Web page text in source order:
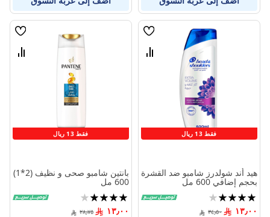
فقط 13 ريال
قائمة
قارن
هيد أند شولدرز شامبو ضد القشرة
بحجم إضافي 600 مل
تقييم:
80%
١٣٫٠٠ ٣٤٫٥٠
فقط 13 ريال
قائمة
قارن
بانتين شامبو صحى و نظيف (2*1)
600 مل
تقييم:
80%
١٣٫٠٠ ٢٨٫٧٥